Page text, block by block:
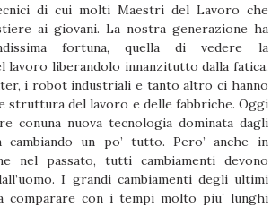
di cui molti Maestri del Lavoro che
ai giovani. La nostra generazione ha
fortuna, quella di vedere la
lavoro liberandolo innanzitutto dalla fatica.
i robot industriali e tanto altro ci hanno
struttura del lavoro e delle fabbriche. Oggi
conuna nuova tecnologia dominata dagli
un po’ tutto. Pero’ anche in
nel passato, tutti cambiamenti devono
I grandi cambiamenti degli ultimi
comparare con i tempi molto piu’ lunghi